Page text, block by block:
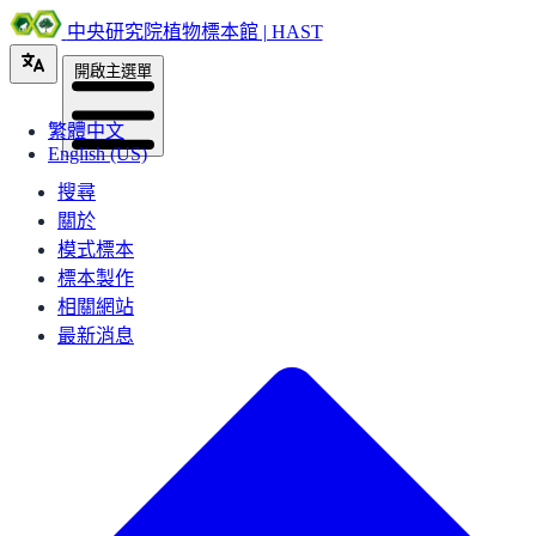
中央研究院植物標本館 | HAST
繁體中文
English (US)
開啟主選單
搜尋
關於
模式標本
標本製作
相關網站
最新消息